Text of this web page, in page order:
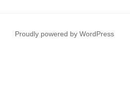
Proudly powered by WordPress